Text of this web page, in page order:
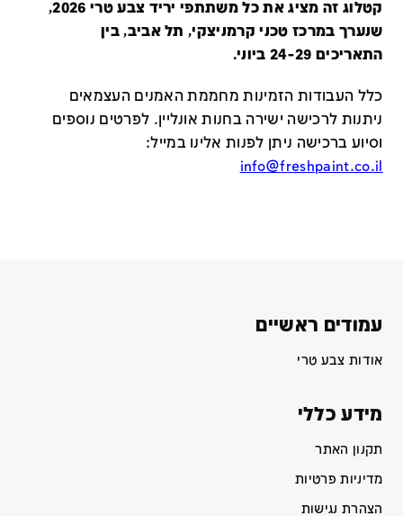
קטלוג זה מציג את כל משתתפי יריד צבע טרי 2026,
שנערך במרכז טכני קרמניצקי, תל אביב, בין
התאריכים 24-29 ביוני.
כלל העבודות הזמינות מחממת האמנים העצמאים
ניתנות לרכישה ישירה בחנות אונליין. לפרטים נוספים
וסיוע ברכישה ניתן לפנות אלינו במייל:
info@freshpaint.co.il
עמודים ראשיים
אודות צבע טרי
מידע כללי
תקנון האתר
מדיניות פרטיות
הצהרת נגישות